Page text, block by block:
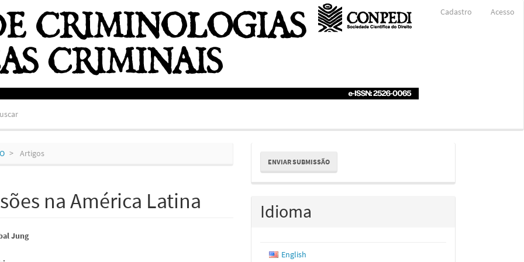
Cadastro Acesso
Artigos
na América Latina
Jung
Enviar
Submissão
ENVIAR SUBMISSÃO
Idioma
English